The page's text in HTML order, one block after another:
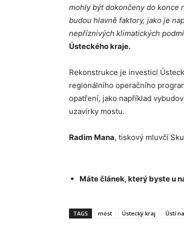
mohly být dokončeny do konce
budou hlavně faktory, jako je
nepříznivých klimatických
Ústeckého kraje.
Rekonstrukce je investicí
regionálního operačního
opatření, jako například
uzavírky mostu.
Radim Mana, tiskový mluvčí
Máte článek, který byste u
TAGS most Ústecký kraj Ústí